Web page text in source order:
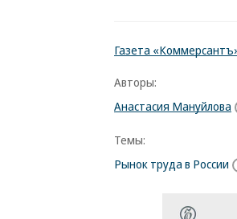
Газета
Авторы:
Анастасия Мануйлова
Темы:
Рынок труда в России